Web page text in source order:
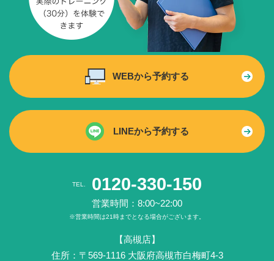
WEBから予約する
LINEから予約する
TEL. 0120-330-150
営業時間：8:00~22:00
※営業時間は21時までとなる場合がございます。
【高槻店】
住所：〒569-1116 ⼤阪府⾼槻市白梅町4-3